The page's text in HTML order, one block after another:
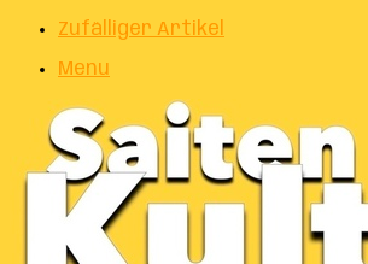
Zufälliger Artikel
Menu